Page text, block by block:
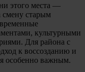
этого места —
смену старым
культурными
Для района с
к воссозданию и
особенно важным.